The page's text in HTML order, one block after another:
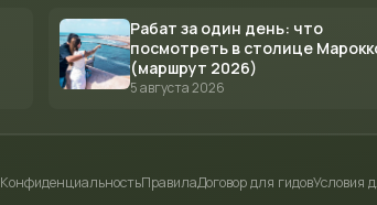
Рабат за один день: что
посмотреть в столице
(маршрут 2026)
5 августа 2026
КонфиденциальностьПравилаДоговор для гидовУсловия